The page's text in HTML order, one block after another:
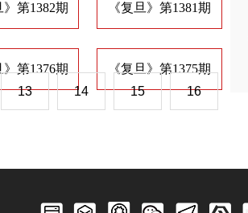
》第1382期 《复旦》第1381期
》第1376期 《复旦》第1375期
13 14 15 16